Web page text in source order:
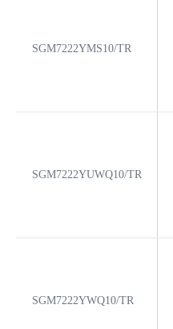
SGM7222YMS10/TR
SGM7222YUWQ10/TR
SGM7222YWQ10/TR